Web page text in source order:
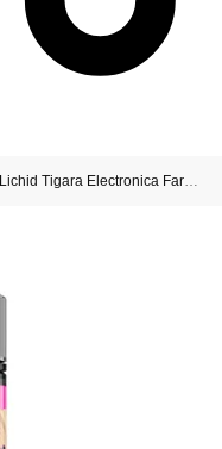
Lichid Tigara Electronica Fara Nicotina